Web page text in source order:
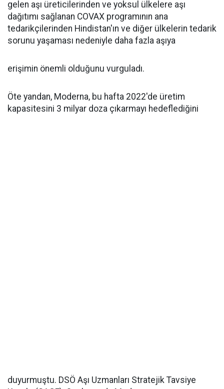
gelen aşı üreticilerinden ve yoksul ülkelere aşı
dağıtımı sağlanan COVAX programının ana
tedarikçilerinden Hindistan'ın ve diğer ülkelerin tedarik
sorunu yaşaması nedeniyle daha fazla aşıya
erişimin önemli olduğunu vurguladı.
Öte yandan, Moderna, bu hafta 2022'de üretim
kapasitesini 3 milyar doza çıkarmayı hedeflediğini
duyurmuştu. DSÖ Aşı Uzmanları Stratejik Tavsiye